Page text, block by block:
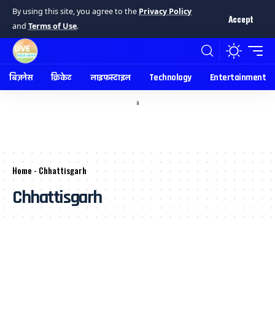
By using this site, you agree to the Privacy Policy
and Terms of Use.
Accept
बिज़नेस क्रिकेट लाइफस्टाइल Technology Entertainment
a
Home- Chhattisgarh
Chhattisgarh